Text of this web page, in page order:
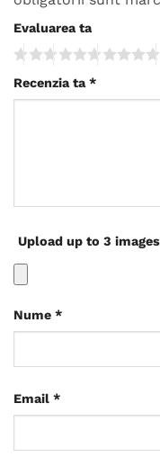
Evaluarea ta
Recenzia ta*
Upload up to 3
Nume *
Email *